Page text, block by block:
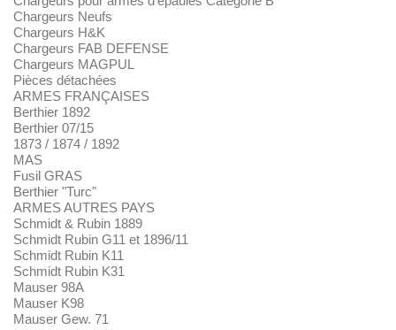
Chargeurs Neufs
Chargeurs H&K
Chargeurs FAB DEFENSE
Chargeurs MAGPUL
Pièces détachées
ARMES FRANÇAISES
Berthier 1892
Berthier 07/15
1873 / 1874 / 1892
MAS
Fusil GRAS
Berthier "Turc"
ARMES AUTRES PAYS
Schmidt & Rubin 1889
Schmidt Rubin G11 et 1896/11
Schmidt Rubin K11
Schmidt Rubin K31
Mauser 98A
Mauser K98
Mauser Gew. 71